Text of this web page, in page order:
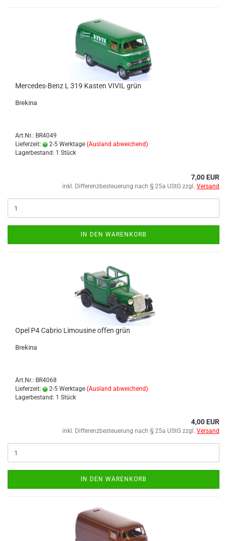
Mercedes-​​​​Benz L 319 Kas­ten VIVIL grün
Bre­ki­na
Art.Nr.: BR4049
Lieferzeit:
2-5 Werktage (Ausland abweichend)
Lagerbestand: 1 Stück
7,00 EUR
inkl. Differenzbesteuerung nach § 25a UStG zzgl. Versand
IN DEN WARENKORB
Opel P4 Ca­brio Li­mou­si­ne offen grün
Bre­ki­na
Art.Nr.: BR4068
Lieferzeit:
2-5 Werktage (Ausland abweichend)
Lagerbestand: 1 Stück
4,00 EUR
inkl. Differenzbesteuerung nach § 25a UStG zzgl. Versand
IN DEN WARENKORB